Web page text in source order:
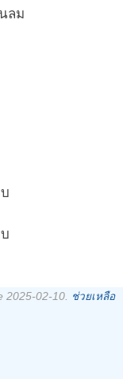
ลม
2025-02-10. ช่วยเหลือ